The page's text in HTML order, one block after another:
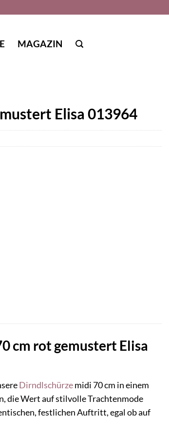
MAGAZIN
Elisa 013964
cm rot gemustert Elisa
Dirndlschürzemidi 70 cm in einem
die Wert auf stilvolle Trachtenmode
festlichen Auftritt, egal ob auf